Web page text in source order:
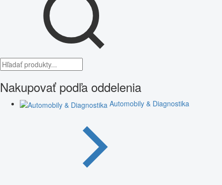
Nakupovať podľa oddelenia
Automobily & Diagnostika